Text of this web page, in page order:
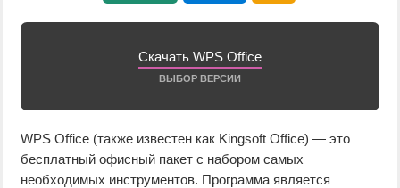
Скачать WPS Office
ВЫБОР ВЕРСИИ
WPS Office (также известен как Kingsoft Office) — это
бесплатный офисный пакет с набором самых
необходимых инструментов. Программа является